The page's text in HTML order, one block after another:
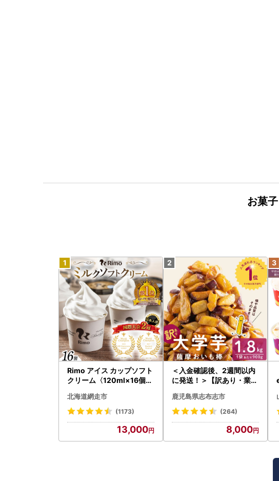
お菓
Rimo アイス カップソフト
クリーム〈120ml×16個〉
北海道網走市
(1173)
13,000
＜入金確認後、2週間以内
に発送！＞【訳あり・業務
計1.8kg(900g×2袋) p8-1
42-2w
鹿児島県志布志市
(264)
8,000